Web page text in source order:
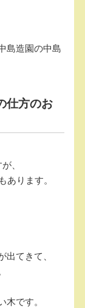
島造園の中島
仕方のお
、
あります。
出てきて、
木です。